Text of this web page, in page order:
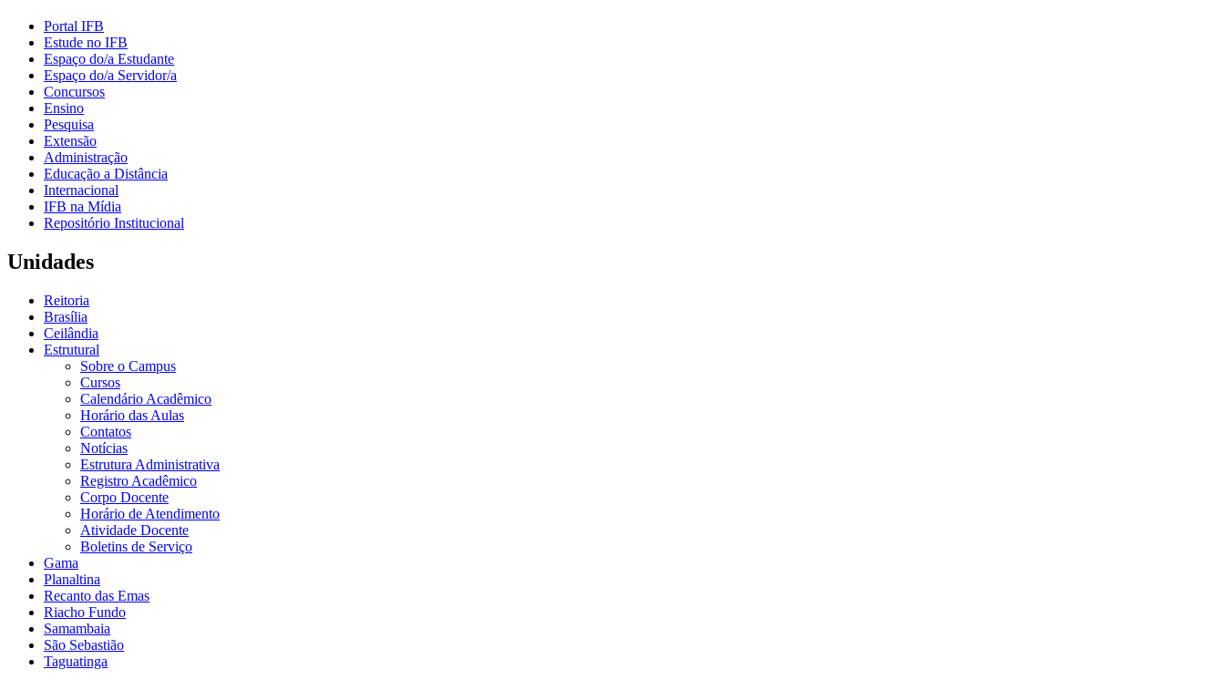
Portal IFB
Estude no IFB
Espaço do/a Estudante
Espaço do/a Servidor/a
Concursos
Ensino
Pesquisa
Extensão
Administração
Educação a Distância
Internacional
IFB na Mídia
Repositório Institucional
Unidades
Reitoria
Brasília
Ceilândia
Estrutural
Sobre o Campus
Cursos
Calendário Acadêmico
Horário das Aulas
Contatos
Notícias
Estrutura Administrativa
Registro Acadêmico
Corpo Docente
Horário de Atendimento
Atividade Docente
Boletins de Serviço
Gama
Planaltina
Recanto das Emas
Riacho Fundo
Samambaia
São Sebastião
Taguatinga